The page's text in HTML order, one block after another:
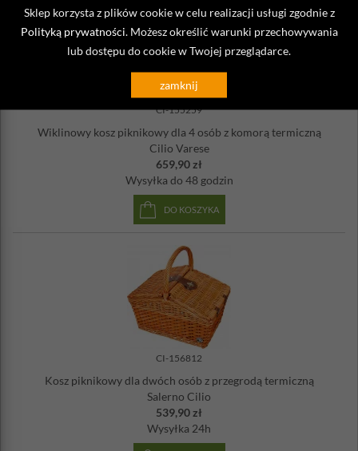
Sklep korzysta z plików cookie w celu realizacji usługi zgodnie z
Polityką prywatności . Możesz określić warunki przechowywania
lub dostępu do cookie w Twojej przeglądarce.
zamknij
CI-155259
Wiklinowy kosz piknikowy dla 4 osób z komorą termiczną
Cilio Varese
659,90 zł
Wysyłka do 48 godzin
DO KOSZYKA
CI-156812
Kosz piknikowy dla dwóch osób z przegrodą termiczną
Salerno Cilio
539,90 zł
Wysyłka 24h